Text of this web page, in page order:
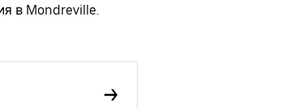
в Mondreville.